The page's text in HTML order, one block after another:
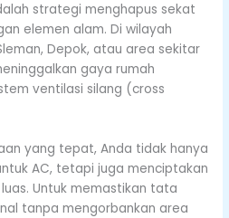
strategi menghapus sekat
elemen alam. Di wilayah
Depok, atau area sekitar
gaya rumah
ventilasi silang (cross
yang tepat, Anda tidak hanya
AC, tetapi juga menciptakan
Untuk memastikan tata
tanpa mengorbankan area